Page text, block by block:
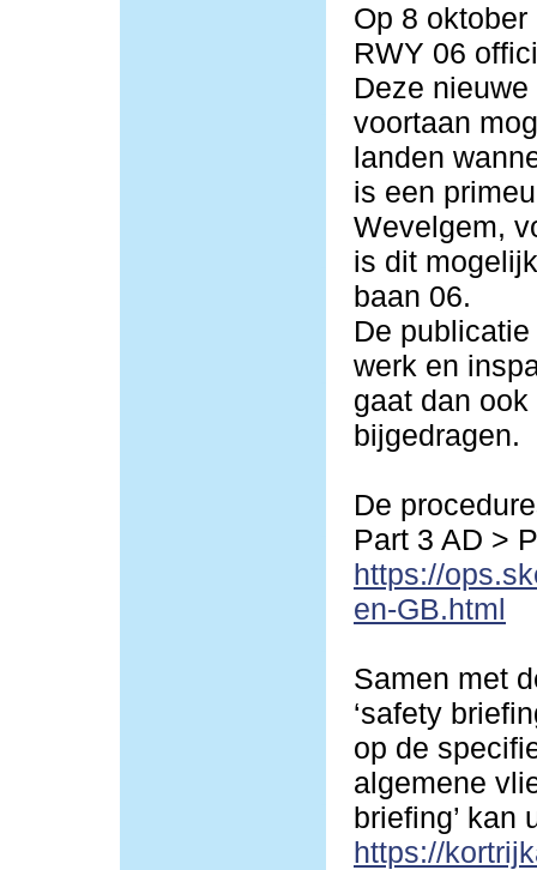
Op 8
RWY 06
Deze
voortaan
landen
is een
Wevelgem,
is dit
baan 06.
De
werk en
gaat dan
bijgedragen.
De
Part 3 AD >
https://
en-GB.html
Samen met
‘safety
op de
algemene
briefing’ kan
https://